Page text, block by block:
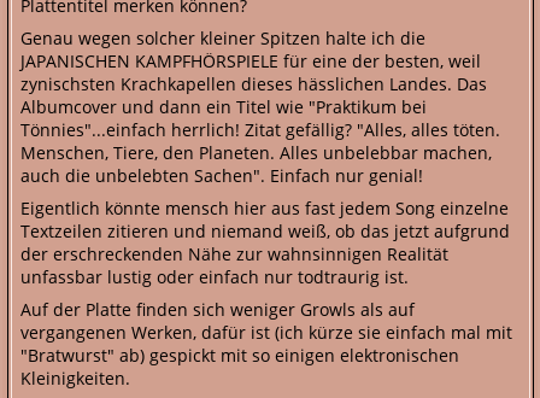
Plattentitel merken können?
Genau wegen solcher kleiner Spitzen halte ich die
JAPANISCHEN KAMPFHÖRSPIELE für eine der besten, weil
zynischsten Krachkapellen dieses hässlichen Landes. Das
Albumcover und dann ein Titel wie "Praktikum bei
Tönnies"...einfach herrlich! Zitat gefällig? "Alles, alles töten.
Menschen, Tiere, den Planeten. Alles unbelebbar machen,
auch die unbelebten Sachen". Einfach nur genial!
Eigentlich könnte mensch hier aus fast jedem Song einzelne
Textzeilen zitieren und niemand weiß, ob das jetzt aufgrund
der erschreckenden Nähe zur wahnsinnigen Realität
unfassbar lustig oder einfach nur todtraurig ist.
Auf der Platte finden sich weniger Growls als auf
vergangenen Werken, dafür ist (ich kürze sie einfach mal mit
"Bratwurst" ab) gespickt mit so einigen elektronischen
Kleinigkeiten.